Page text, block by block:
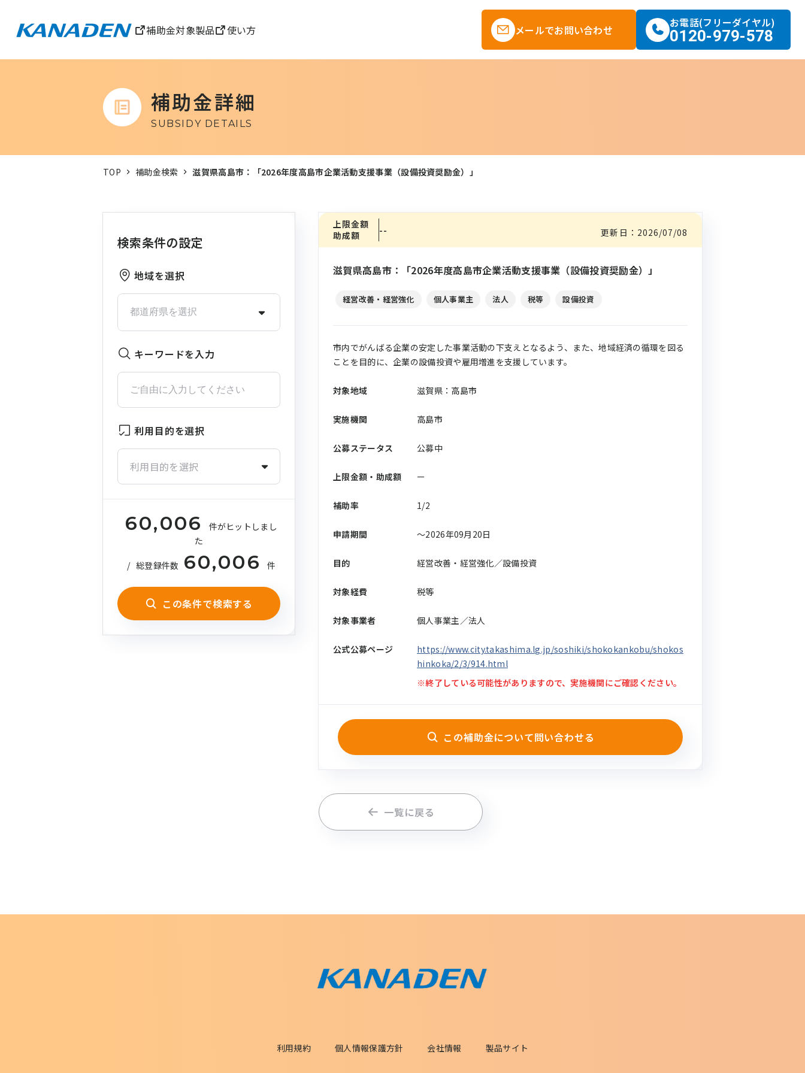
補助金対象製品 使い方 メールでお問い合わせ
お電話(フリーダイヤル)
0120-979-578
補助金詳細
SUBSIDY DETAILS
TOP 補助金検索 滋賀県高島市：「2026年度高島市企業活動支援事業（設備投資奨励金）」
検索条件の設定
地域を選択
キーワードを入力
利用目的を選択
利用目的を選択
60,006
件がヒットしまし
た
/ 総登録件数 60,006 件
この条件で検索する
上限金額
助成額
-- 更新日： 2026/07/08
滋賀県高島市：「2026年度高島市企業活動支援事業（設備投資奨励金）」
経営改善・経営強化 個人事業主 法人 税等 設備投資
市内でがんばる企業の安定した事業活動の下支えとなるよう、また、地域経済の循環を図る
ことを目的に、企業の設備投資や雇用増進を支援しています。
対象地域 滋賀県：高島市
実施機関 高島市
公募ステータス 公募中
上限金額・助成額 ー
補助率 1/2
申請期間 〜2026年09月20日
目的 経営改善・経営強化／設備投資
対象経費 税等
対象事業者 個人事業主／法人
公式公募ページ
https://www.city.takashima.lg.jp/soshiki/shokokankobu/shokos
hinkoka/2/3/914.html
※終了している可能性がありますので、実施機関にご確認ください。
この補助金について問い合わせる
一覧に戻る
利用規約 個人情報保護方針 会社情報 製品サイト